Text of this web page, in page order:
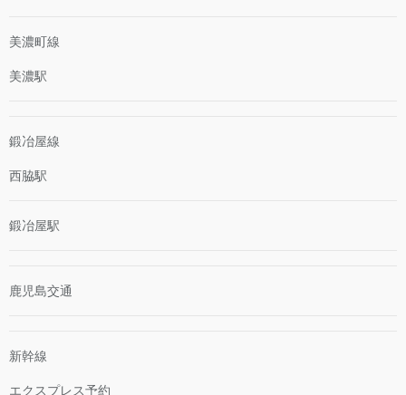
美濃町線
美濃駅
鍛冶屋線
西脇駅
鍛冶屋駅
鹿児島交通
新幹線
エクスプレス予約